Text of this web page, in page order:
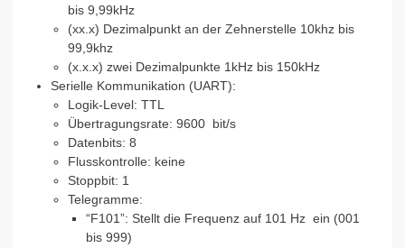
bis 9,99kHz
(xx.x) Dezimalpunkt an der Zehnerstelle 10khz bis
99,9khz
(x.x.x) zwei Dezimalpunkte 1kHz bis 150kHz
Serielle Kommunikation (UART):
Logik-Level: TTL
Übertragungsrate: 9600 bit/s
Datenbits: 8
Flusskontrolle: keine
Stoppbit: 1
Telegramme:
“F101”: Stellt die Frequenz auf 101 Hz ein (001
bis 999)